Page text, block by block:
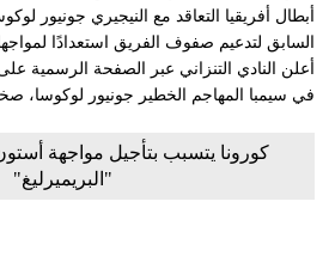
أبطال أفريقيا التعاقد مع النيجيري جونيور
السابق لتدعيم صفوف الفريق استعدادًا
أعلن النادي التنزاني عبر الصفحة الرسمية
في سيمبا المهاجم الخطير جونيور لوكوسا،
كورونا يتسبب بتأجيل مواجهة
"البريميرليغ"